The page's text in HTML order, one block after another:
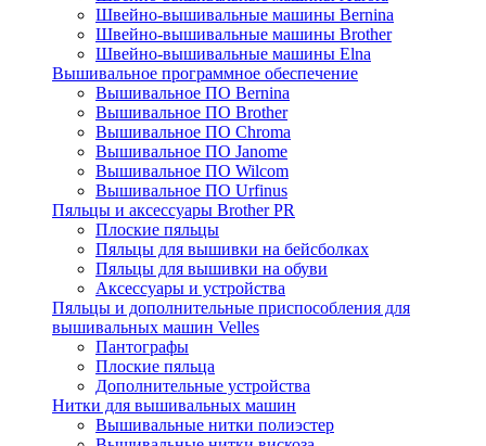
Швейно-вышивальные машины Bernina
Швейно-вышивальные машины Brother
Швейно-вышивальные машины Elna
Вышивальное программное обеспечение
Вышивальное ПО Bernina
Вышивальное ПО Brother
Вышивальное ПО Chroma
Вышивальное ПО Janome
Вышивальное ПО Wilcom
Вышивальное ПО Urfinus
Пяльцы и аксессуары Brother PR
Плоские пяльцы
Пяльцы для вышивки на бейсболках
Пяльцы для вышивки на обуви
Аксессуары и устройства
Пяльцы и дополнительные приспособления для
вышивальных машин Velles
Пантографы
Плоские пяльца
Дополнительные устройства
Нитки для вышивальных машин
Вышивальные нитки полиэстер